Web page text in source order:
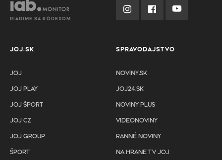
RIADIME SA KÓDEXOM
JOJ.SK
JOJ
JOJ PLAY
JOJ ŠPORT
JOJ CZ
JOJ GROUP
ŠPORT
SPRAVODAJSTVO
NOVINY.SK
JOJ24.SK
NOVINY PLUS
VIDEONOVINY
RANNÉ NOVINY
NA HRANE TV JOJ